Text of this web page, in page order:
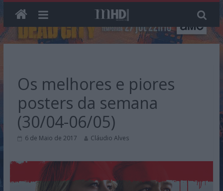
Os melhores e piores
posters da semana
(30/04-06/05)
6 de Maio de 2017 Cláudio Alves